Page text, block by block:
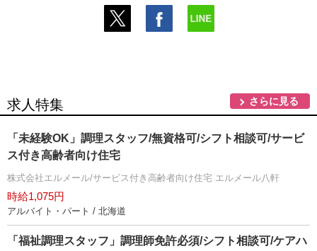
求人特集 さらに見る
「未経験OK」調理スタッフ/無資格可/シフト相談可/サービ
ス付き高齢者向け住宅
株式会社エルメール/サービス付き高齢者向け住宅 エルメール八軒
時給1,075円
アルバイト・パート / 北海道
「福祉調理スタッフ」調理師免許必須/シフト相談可/ケアハ